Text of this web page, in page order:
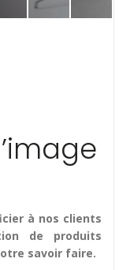
à nos clients
de produits
savoir faire.